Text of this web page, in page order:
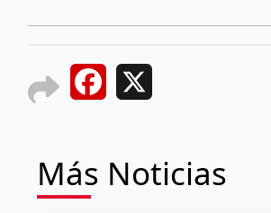
Facebook
Más Noticias